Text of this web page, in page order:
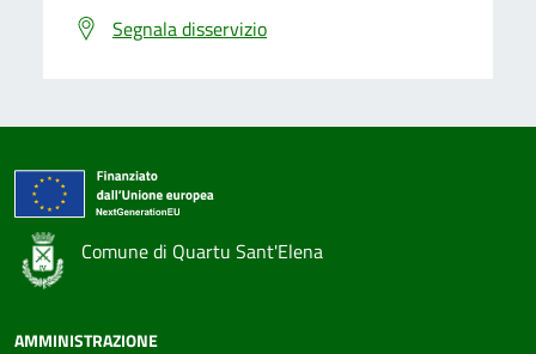
Segnala disservizio
Comune di Quartu Sant'Elena
AMMINISTRAZIONE